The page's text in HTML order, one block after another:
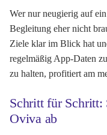
Wer nur neugierig auf
Begleitung eher nicht
Ziele klar im Blick hat
regelmäßig App-Daten
zu halten, profitiert am
Schritt für Schritt:
Oviva ab